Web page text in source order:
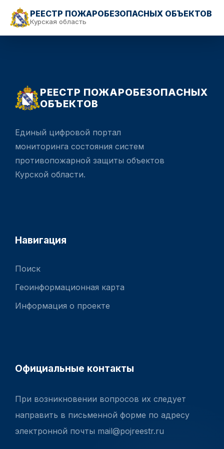
РЕЕСТР ПОЖАРОБЕЗОПАСНЫХ ОБЪЕКТОВ
Курская область
РЕЕСТР ПОЖАРОБЕЗОПАСНЫХ
ОБЪЕКТОВ
Единый цифровой портал
мониторинга состояния систем
противопожарной защиты объектов
Курской области.
Навигация
Поиск
Геоинформационная карта
Информация о проекте
Официальные контакты
При возникновении вопросов их следует
направить в письменной форме по адресу
электронной почты mail@pojreestr.ru